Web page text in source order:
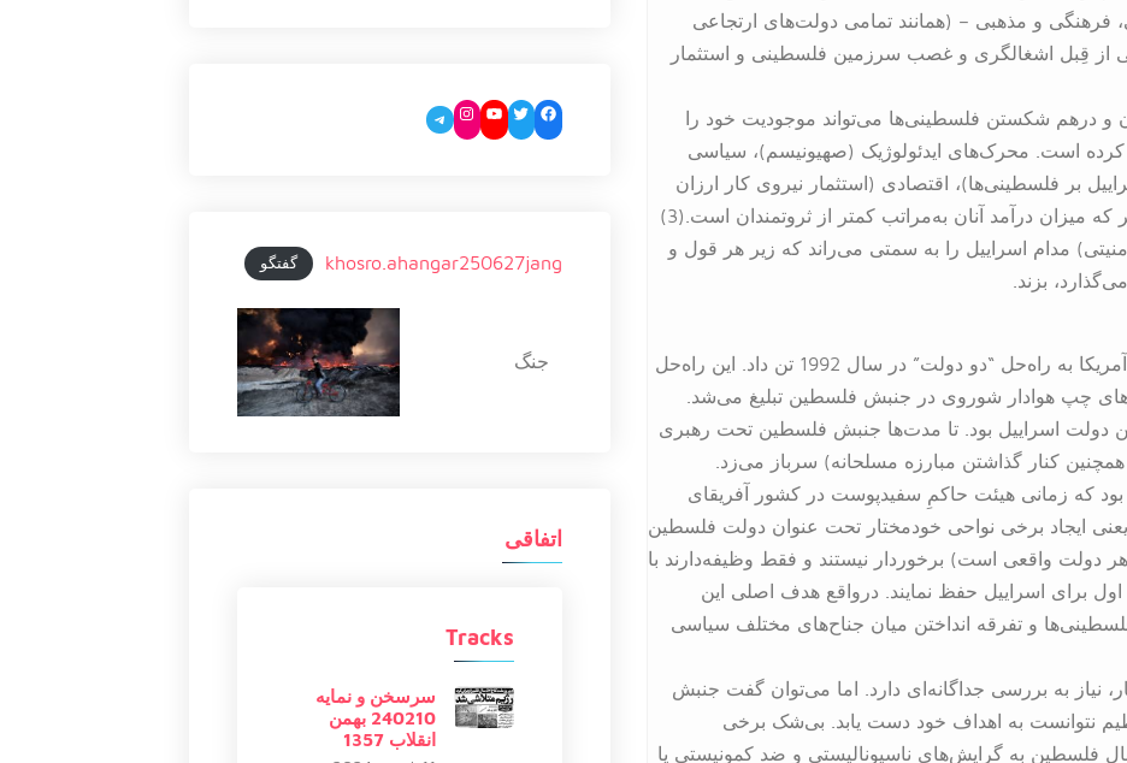
و مذهبی – (همانند تمامی دولت‌های ارتجاعی
از قِبل اشغالگری و غصب سرزمین فلسطینی و استثمار
درهم شکستن فلسطینی‌ها می‌تواند موجودیت خود را
است. محرک‌های ایدئولوژیک (صهیونیسم)، سیاسی
بر فلسطینی‌ها)، اقتصادی (استثمار نیروی کار ارزان
فلسطینی‌ها و کارگران خارجی و یهودیان نسبتاً فقیر که میزان درآمد آنان به‌مراتب کمتر از ثروتمندان است.(3)
مدام اسراییل را به سمتی می‌راند که زیر هر قول و
بزند.
پس از فروپاشی بلوک شرق، اسراییل تحت رهبری آمریکا به راه‌حل “دو دولت” در سال 1992 تن داد. این راه‌حل
چپ هوادار شوروی در جنبش فلسطین تبلیغ می‌شد.
دولت اسراییل بود. تا مدت‌ها جنبش فلسطین تحت رهبری
کنار گذاشتن مبارزه مسلحانه) سرباز می‌زد.
بود که زمانی هیئت حاکمِ سفیدپوست در کشور آفریقای
ایجاد برخی نواحی خودمختار تحت عنوان دولت فلسطین
دولت واقعی است) برخوردار نیستند و فقط وظیفه‌دارند با
برای اسراییل حفظ نمایند. درواقع هدف اصلی این
و تفرقه انداختن میان جناح‌های مختلف سیاسی
نیاز به بررسی جداگانه‌ای دارد. اما می‌توان گفت جنبش
نتوانست به اهداف خود دست یابد. بی‌شک برخی
فلسطین به گرایش‌های ناسیونالیستی و ضد کمونیستی پا
Facebook
Twitter
YouTube
Instagram
Telegram
khosro.ahangar250627jang گفتگو
جنگ
اتفاقی
Tracks
سرسخن و نمایه
240210 بهمن
انقلاب 1357